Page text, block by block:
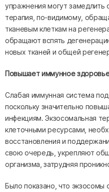
упражнения могут замедлить
терапия, по-видимому,
тканевым клеткам на
обращают вспять
новых тканей и общей
Повышает иммунное
Слабая иммунная система
поскольку значительно
инфекциям. Экзосомальная
клеточными ресурсами,
восстановления и
свою очередь, укрепляют
организма, затрудняя
Было показано, что экзосомы